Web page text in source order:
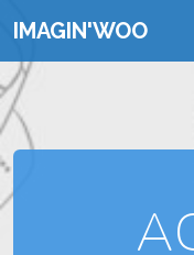
IMAGIN'WOO